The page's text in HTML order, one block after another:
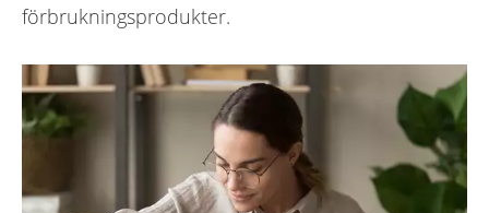
förbrukningsprodukter.